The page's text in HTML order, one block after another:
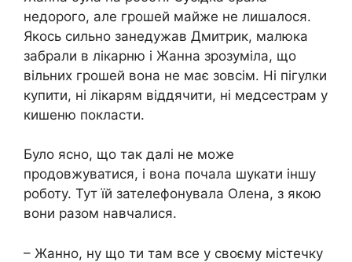
недорого, але грошей майже не лишалося.
Якось сильно занедужав Дмитрик, малюка
забрали в лікарню і Жанна зрозуміла, що
вільних грошей вона не має зовсім. Ні пігулки
купити, ні лікарям віддячити, ні медсестрам у
кишеню покласти.
Було ясно, що так далі не може
продовжуватися, і вона почала шукати іншу
роботу. Тут їй зателефонувала Олена, з якою
вони разом навчалися.
– Жанно, ну що ти там все у своєму містечку